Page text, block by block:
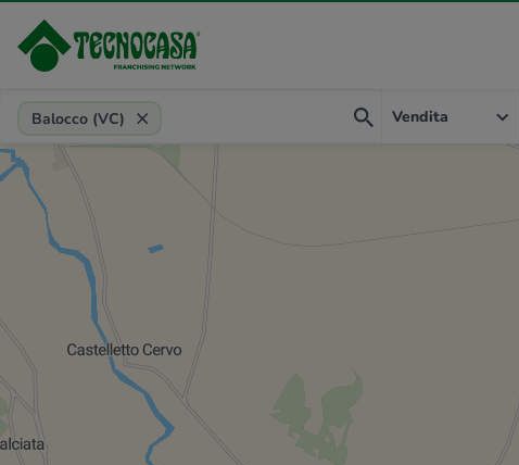
Provincia, comune, zona, riferimento
Balocco (VC) Vendita